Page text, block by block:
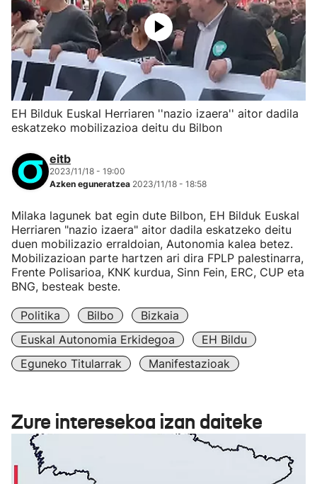
EH Bilduk Euskal Herriaren ''nazio izaera'' aitor dadila
eskatzeko mobilizazioa deitu du Bilbon
eitb
2023/11/18 - 19:00
Azken eguneratzea 2023/11/18 - 18:58
Milaka lagunek bat egin dute Bilbon, EH Bilduk Euskal
Herriaren "nazio izaera" aitor dadila eskatzeko deitu
duen mobilizazio erraldoian, Autonomia kalea betez.
Mobilizazioan parte hartzen ari dira FPLP palestinarra,
Frente Polisarioa, KNK kurdua, Sinn Fein, ERC, CUP eta
BNG, besteak beste.
Politika Bilbo
Bizkaia
Euskal Autonomia Erkidegoa
EH Bildu
Eguneko Titularrak
Manifestazioak
Zure interesekoa izan daiteke